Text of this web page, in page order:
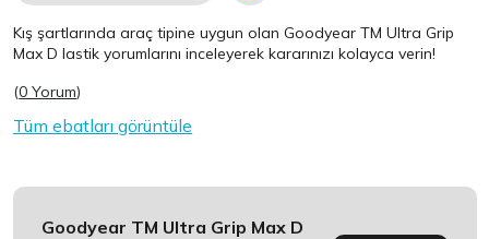
Kış şartlarında araç tipine uygun olanGoodyear TM Ultra Grip
Max D lastik yorumlarını inceleyerek kararınızı kolayca verin!
(0 Yorum)
Tüm ebatları görüntüle
Goodyear TM Ultra Grip Max D